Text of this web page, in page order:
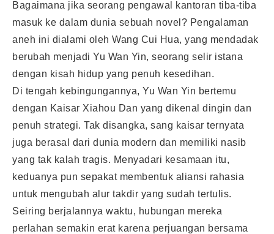
Bagaimana jika seorang pengawal kantoran tiba-tiba
masuk ke dalam dunia sebuah novel? Pengalaman
aneh ini dialami oleh Wang Cui Hua, yang mendadak
berubah menjadi Yu Wan Yin, seorang selir istana
dengan kisah hidup yang penuh kesedihan.
Di tengah kebingungannya, Yu Wan Yin bertemu
dengan Kaisar Xiahou Dan yang dikenal dingin dan
penuh strategi. Tak disangka, sang kaisar ternyata
juga berasal dari dunia modern dan memiliki nasib
yang tak kalah tragis. Menyadari kesamaan itu,
keduanya pun sepakat membentuk aliansi rahasia
untuk mengubah alur takdir yang sudah tertulis.
Seiring berjalannya waktu, hubungan mereka
perlahan semakin erat karena perjuangan bersama